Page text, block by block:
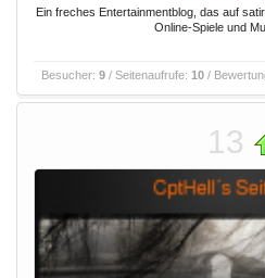
Ein freches Entertainmentblog, das auf
Online-Spiele und
Besucher: 9/ Seitenaufrufe: 10/
13